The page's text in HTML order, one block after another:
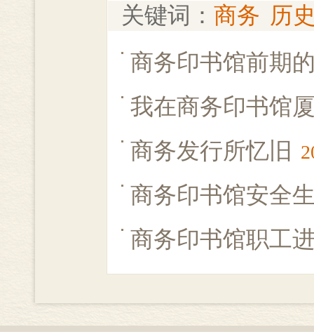
关键词： 商务 历
商务印书馆前期
我在商务印书馆
商务发行所忆旧
商务印书馆安全
商务印书馆职工